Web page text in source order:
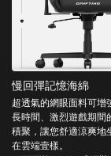
慢回彈記憶海綿
超透氣的網眼面料可增
長時間、激烈遊戲期間
積聚，讓您舒適涼爽地
在雲端壹樣。